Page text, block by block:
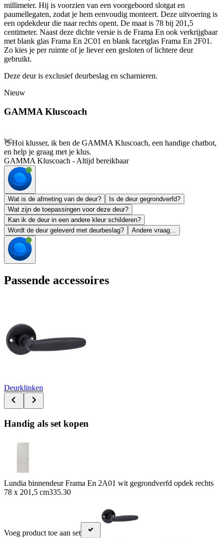
millimeter. Hij is voorzien van een voorgeboord slotgat en
paumellegaten, zodat je hem eenvoudig monteert. Deze uitvoering is
een opdekdeur die naar rechts opent. De maat is 78 bij 201,5
centimeter. Naast deze dichte versie is de Frama En ook verkrijgbaar
met blank glas Frama En 2C01 en blank facetglas Frama En 2F01.
Zo kies je per ruimte of je liever een gesloten of lichtere deur
gebruikt.
Deze deur is exclusief deurbeslag en scharnieren.
Nieuw
GAMMA Kluscoach
👋Hoi klusser, ik ben de GAMMA Kluscoach, een handige chatbot,
en help je graag met je klus.
GAMMA Kluscoach - Altijd bereikbaar
Wat is de afmeting van de deur?
Is de deur gegrondverfd?
Wat zijn de toepassingen voor deze deur?
Kan ik de deur in een andere kleur schilderen?
Wordt de deur geleverd met deurbeslag?
Andere vraag...
Passende accessoires
Deurklinken
Handig als set kopen
Lundia binnendeur Frama En 2A01 wit gegrondverfd opdek rechts
78 x 201,5 cm335.30
Voeg product toe aan set